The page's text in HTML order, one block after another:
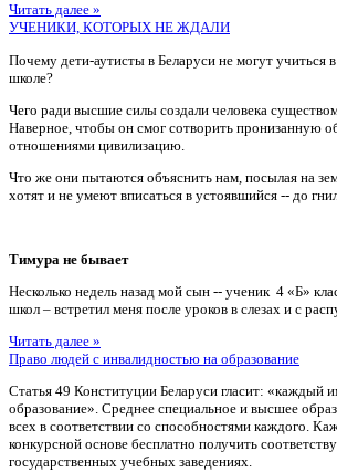
Читать далее »
УЧЕНИКИ, КОТОРЫХ НЕ ЖДАЛИ
Почему дети-аутисты в Беларуси не могут учиться
школе?
Чего ради высшие силы создали человека
Наверное, чтобы он смог сотворить пронизанную
отношениями цивилизацию.
Что же они пытаются объяснить нам, посылая на
хотят и не умеют вписаться в устоявшийся -- до
Тимура не бывает
Несколько недель назад мой сын -- ученик 4 «Б»
школ – встретил меня после уроков в слезах и с
Читать далее »
Право людей с инвалидностью на образование
Статья 49 Конституции Беларуси гласит: «каждый
образование». Среднее специальное и высшее
всех в соответствии со способностями каждого.
конкурсной основе бесплатно получить
государственных учебных заведениях.